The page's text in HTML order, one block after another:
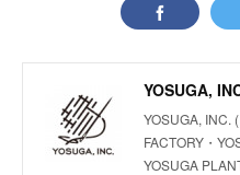
YOSUGA,
YOSUGA, INC.
FACTORY・
YOSUGA